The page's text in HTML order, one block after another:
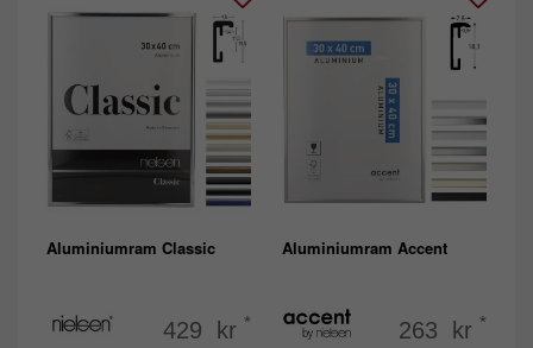
Aluminiumram Classic
429 kr *
Aluminiumram Accent
263 kr *